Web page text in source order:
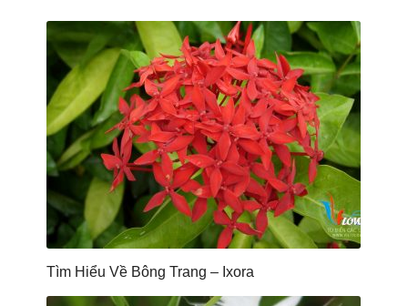
Tìm Hiểu Về Bông Trang – Ixora